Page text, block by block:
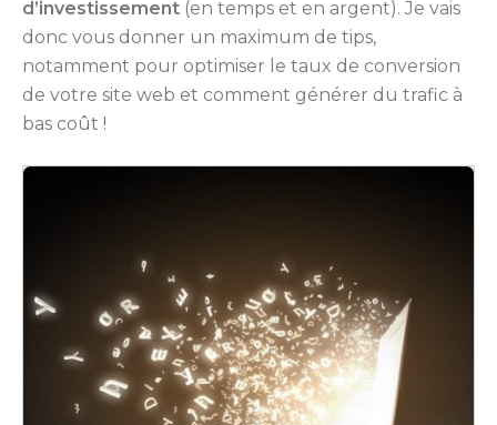
d’investissement (en temps et en argent). Je vais
donc vous donner un maximum de tips,
notamment pour optimiser le taux de conversion
de votre site web et comment générer du trafic à
bas coût !